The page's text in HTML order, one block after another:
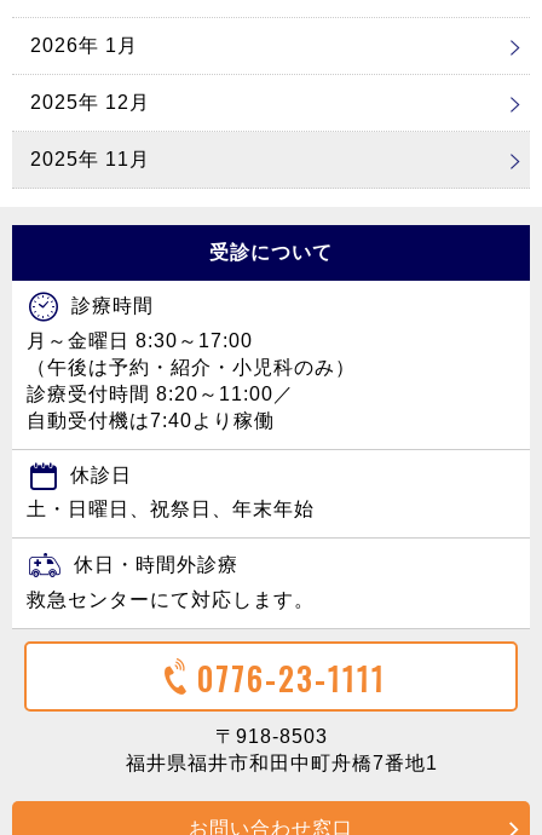
2026年 1月
2025年 12月
2025年 11月
受診について
診療時間
月～金曜日 8:30～17:00
（午後は予約・紹介・小児科のみ）
診療受付時間 8:20～11:00／
自動受付機は7:40より稼働
休診日
土・日曜日、祝祭日、年末年始
休日・時間外診療
救急センターにて対応します。
0776-23-1111
〒918-8503
福井県福井市和田中町舟橋7番地1
お問い合わせ窓口